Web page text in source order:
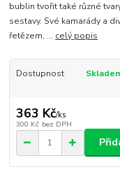
bublin tvořit také různé
sestavy. Své kamarády a
řetězem, ... celý popis
Dostupnost
363 Kč/ks
300 Kč bez DPH